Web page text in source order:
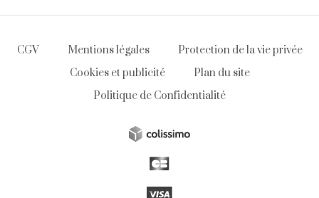
CGV Mentions légales
Protection de la vie privée
Cookies et publicité
Plan du site
Politique de Confidentialité